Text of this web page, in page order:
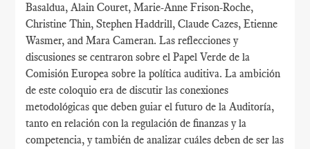
Basaldua, Alain Couret, Marie-Anne Frison-Roche,
Christine Thin, Stephen Haddrill, Claude Cazes, Etienne
Wasmer, and Mara Cameran. Las reflecciones y
discusiones se centraron sobre el Papel Verde de la
Comisión Europea sobre la política auditiva. La ambición
de este coloquio era de discutir las conexiones
metodológicas que deben guiar el futuro de la Auditoría,
tanto en relación con la regulación de finanzas y la
competencia, y también de analizar cuáles deben de ser las